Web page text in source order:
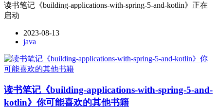
读书笔记《building-applications-with-spring-5-and-kotlin》正在
启动
2023-08-13
java
读书笔记《building-applications-with-spring-5-and-
kotlin》你可能喜欢的其他书籍